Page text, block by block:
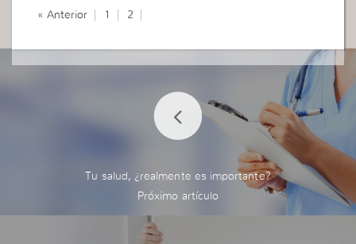
« Anterior 1 2
Tu salud, ¿realmente es importante?